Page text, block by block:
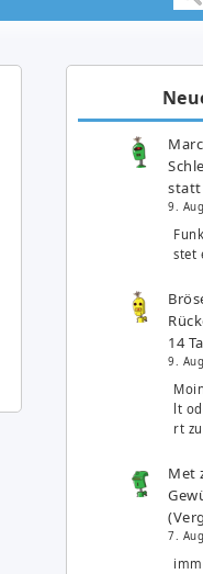
statt
9.
stet
14
9.
lt
rt
Met
7.